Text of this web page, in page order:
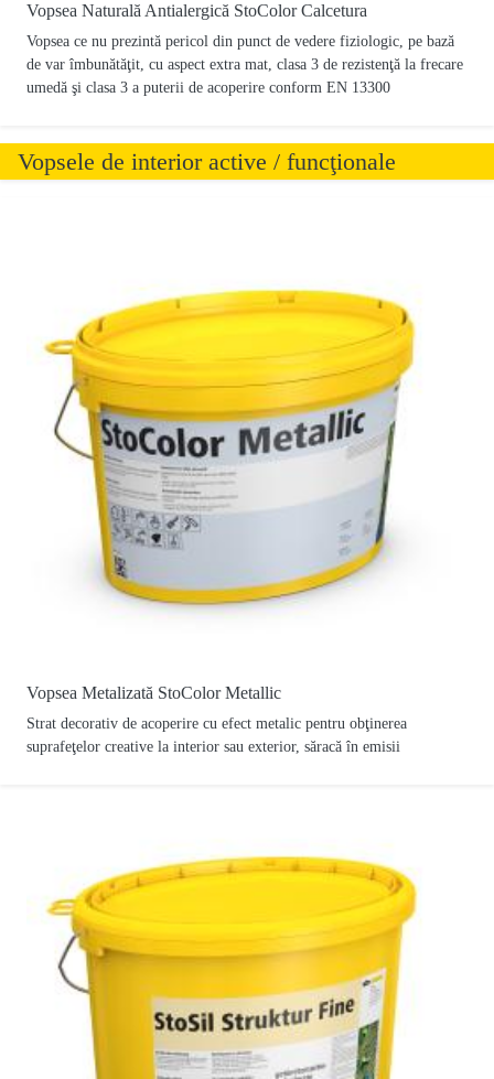
Vopsea Naturală Antialergică StoColor Calcetura
Vopsea ce nu prezintă pericol din punct de vedere fiziologic, pe bază
de var îmbunătăţit, cu aspect extra mat, clasa 3 de rezistenţă la frecare
umedă şi clasa 3 a puterii de acoperire conform EN 13300
Vopsele de interior active / funcţionale
Vopsea Metalizată StoColor Metallic
Strat decorativ de acoperire cu efect metalic pentru obţinerea
suprafeţelor creative la interior sau exterior, săracă în emisii